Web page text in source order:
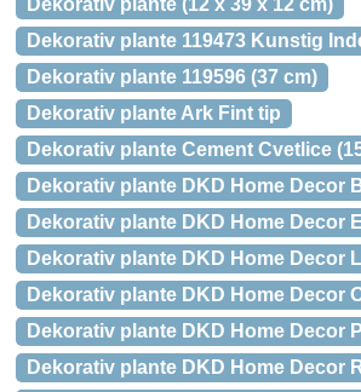
Dekorativ plante (12 x 39 x 12 cm)
Dekorativ plante 119473 Kunstig
Dekorativ plante 119596 (37 cm)
Dekorativ plante Ark Fint tip
Dekorativ plante Cement Cvetlice
Dekorativ plante DKD Home Decor
Dekorativ plante DKD Home Decor
Dekorativ plante DKD Home Decor
Dekorativ plante DKD Home Decor
Dekorativ plante DKD Home Decor
Dekorativ plante DKD Home Decor